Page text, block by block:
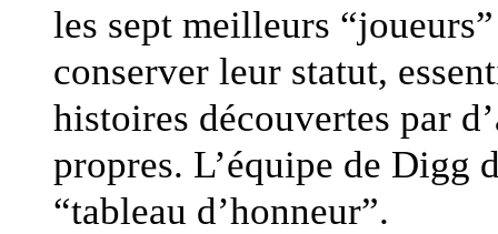
les sept meilleurs
conserver leur statut,
histoires découvertes par
propres. L’équipe de Digg
“tableau d’honneur”.